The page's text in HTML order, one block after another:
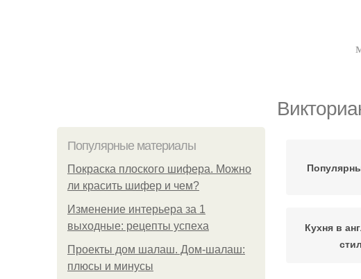
Популярные материалы
Покраска плоского шифера. Можно
ли красить шифер и чем?
Изменение интерьера за 1
выходные: рецепты успеха
Проекты дом шалаш. Дом-шалаш:
плюсы и минусы
Кухня в